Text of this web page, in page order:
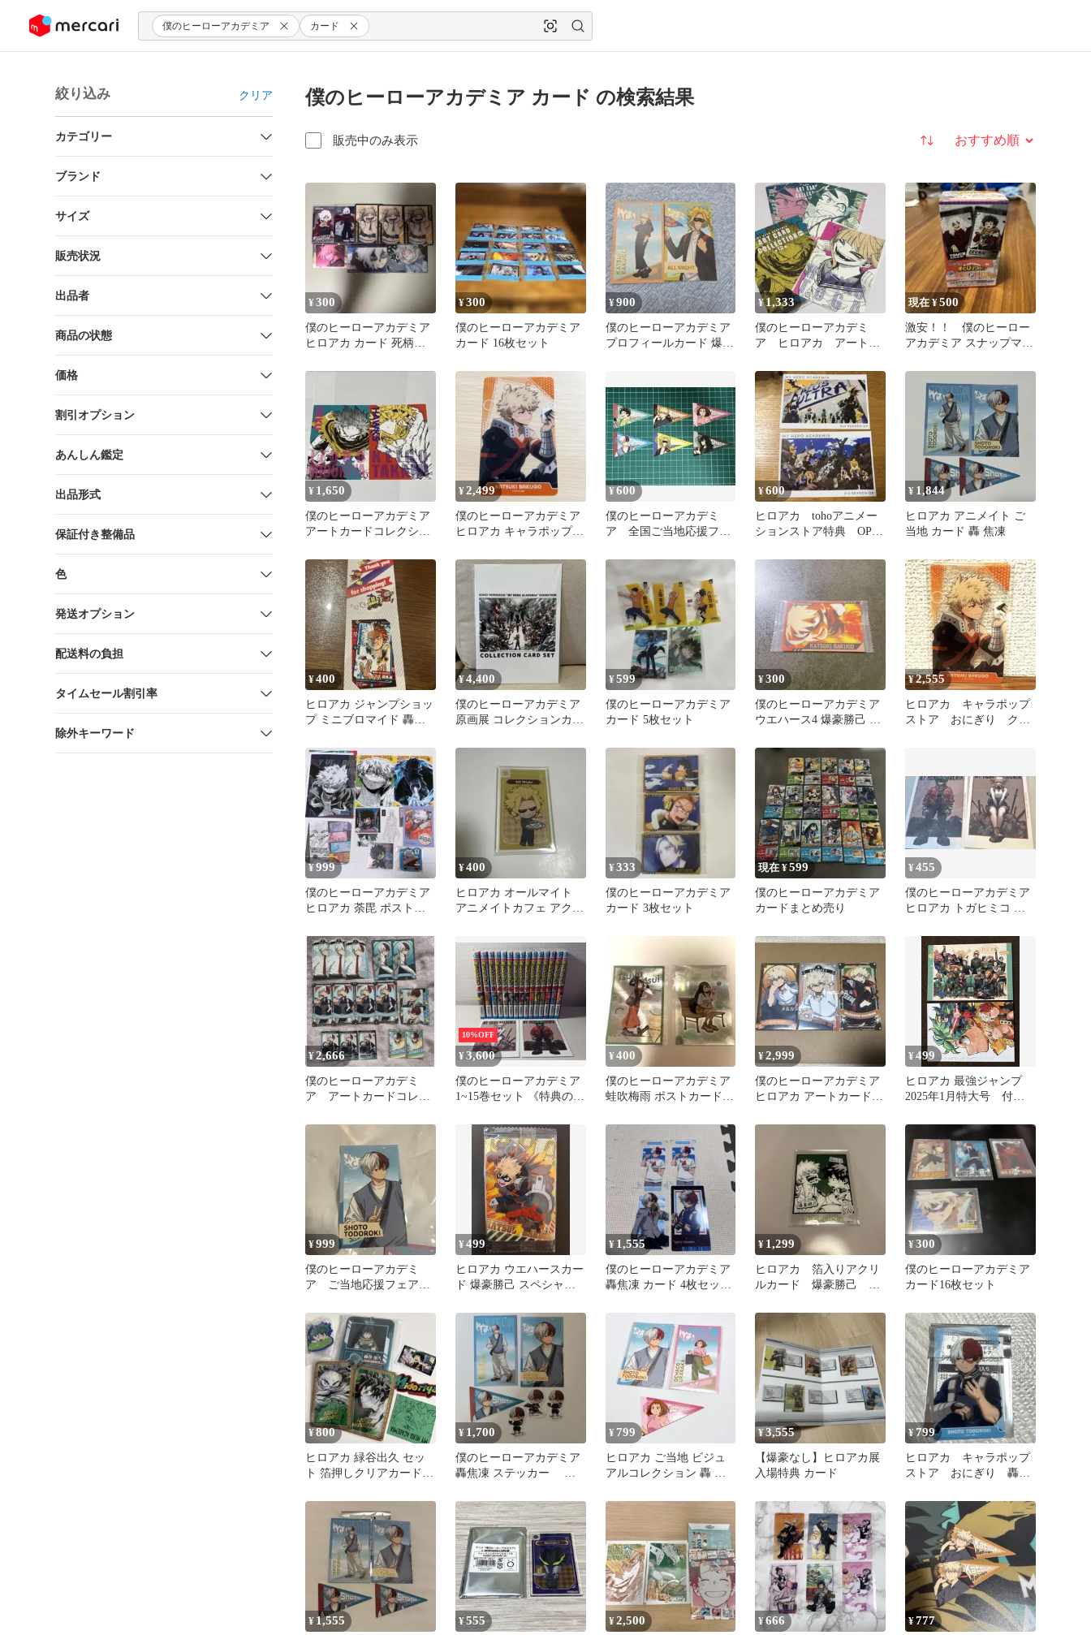
ツにスキップ 僕のヒーローアカデミア カード
絞り込み クリア
カテゴリー
ブランド
サイズ
販売状況
出品者
商品の状態
価格
割引オプション
あんしん鑑定
出品形式
保証付き整備品
色
発送オプション
配送料の負担
タイムセール割引率
除外キーワード
僕のヒーローアカデミア カード の検索結果
販売中のみ表示 並び替え
¥300
僕のヒーローアカデミア
ヒロアカ カード 死柄木
¥300
僕のヒーローアカデミア
カード 16枚セット
¥900
僕のヒーローアカデミア
プロフィールカード 爆豪
¥1,333
僕のヒーローアカデミ
ア ヒロアカ アートカ
現在 ¥500
激安！！ 僕のヒーロー
アカデミア スナップマイ
¥ 1,650
僕のヒーローアカデミア
アートカードコレクショ
¥2,499
僕のヒーローアカデミア
ヒロアカ キャラポップス
カード
¥600
僕のヒーローアカデミ
ア 全国ご当地応援フェ
セット
¥600
ヒロアカ tohoアニメー
ションストア特典 OP
¥ 1,844
ヒロアカ アニメイト ご
当地 カード 轟 焦凍
¥400
ヒロアカ ジャンプショッ
プ ミニブロマイド 轟焦
¥4,400
僕のヒーローアカデミア
原画展 コレクションカー
¥599
僕のヒーローアカデミア
カード 5枚セット
¥300
僕のヒーローアカデミア
ウエハース4 爆豪勝己 ト
¥2,555
ヒロアカ キャラポップ
ストア おにぎり クリ
¥999
僕のヒーローアカデミア
ヒロアカ 荼毘 ポストカ
原作
¥400
ヒロアカ オールマイト
アニメイトカフェ アクリ
¥333
僕のヒーローアカデミア
カード 3枚セット
現在 ¥599
僕のヒーローアカデミア
カードまとめ売り
¥455
僕のヒーローアカデミア
ヒロアカ トガヒミコ 緑
¥2,666
僕のヒーローアカデミ
ア アートカードコレク
凍
10%OFF
¥3,600
僕のヒーローアカデミア
1~15巻セット 《特典のポ
¥ 400
僕のヒーローアカデミア
蛙吹梅雨 ポストカード 2
¥2,999
僕のヒーローアカデミア
ヒロアカ アートカードコ
¥499
ヒロアカ 最強ジャンプ
2025年1月特大号 付
2枚セット
¥999
僕のヒーローアカデミ
ア ご当地応援フェア
¥499
ヒロアカ ウエハースカー
ド 爆豪勝己 スペシャル
¥ 1,555
僕のヒーローアカデミア
轟焦凍 カード 4枚セット
¥ 1,299
ヒロアカ 箔入りアクリ
ルカード 爆豪勝己 緑
¥300
僕のヒーローアカデミア
カード16枚セット
¥800
ヒロアカ 緑谷出久 セッ
ト 箔押しクリアカードな
¥ 1,700
僕のヒーローアカデミア
轟焦凍 ステッカー カ
¥ 799
ヒロアカ ご当地 ビジュ
アルコレクション 轟 麗
特典
¥3,555
【爆豪なし】ヒロアカ展
入場特典 カード
¥799
ヒロアカ キャラポップ
ストア おにぎり 轟焦
¥ 1,555 ¥555 ¥2,500 ¥666 ¥777